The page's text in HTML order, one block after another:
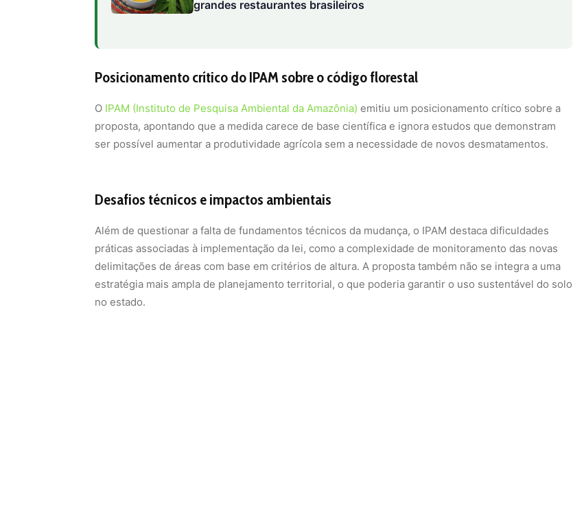
proposta, apontando que a medida carece de base científica e ignora estudos que demonstram
Além de questionar a falta de fundamentos técnicos da mudança, o IPAM destaca dificuldades
práticas associadas à implementação da lei, como a complexidade de monitoramento das novas
no estado.